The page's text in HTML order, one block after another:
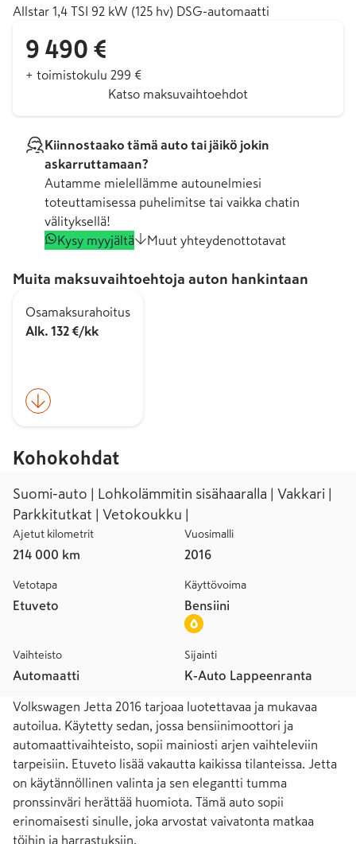
Allstar 1,4 TSI 92 kW (125 hv) DSG-automaatti
9 490 €
+ toimistokulu 299 €
Katso maksuvaihtoehdot
Kiinnostaako tämä auto tai jäikö jokin
askarruttamaan?
Autamme mielellämme autounelmiesi
toteuttamisessa puhelimitse tai vaikka chatin
välityksellä!
Kysy myyjältä
Muut yhteydenottotavat
Muita maksuvaihtoehtoja auton hankintaan
Osamaksurahoitus
Alk. 132 €/kk
Kohokohdat
Suomi-auto | Lohkolämmitin sisähaaralla | Vakkari |
Parkkitutkat | Vetokoukku |
Ajetut kilometrit
214 000 km
Vuosimalli
2016
Vetotapa
Etuveto
Käyttövoima
Bensiini
Vaihteisto
Automaatti
Sijainti
K-Auto Lappeenranta
Volkswagen Jetta 2016 tarjoaa luotettavaa ja mukavaa
autoilua. Käytetty sedan, jossa bensiinimoottori ja
automaattivaihteisto, sopii mainiosti arjen vaihteleviin
tarpeisiin. Etuveto lisää vakautta kaikissa tilanteissa. Jetta
on käytännöllinen valinta ja sen elegantti tumma
pronssinväri herättää huomiota. Tämä auto sopii
erinomaisesti sinulle, joka arvostat vaivatonta matkaa
töihin ja harrastuksiin.